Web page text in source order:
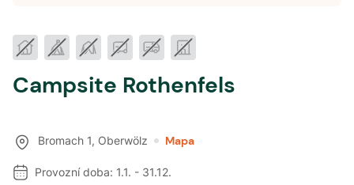
Campsite Rothenfels
Bromach 1, Oberwölz Mapa
Provozní doba: 1.1. - 31.12.